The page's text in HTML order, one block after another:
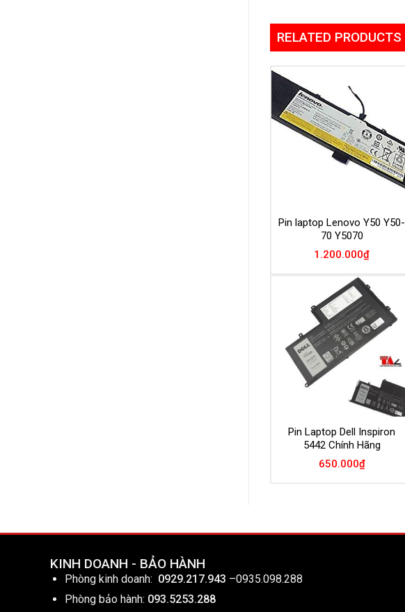
RELATED PRODUCTS
Pin laptop Lenovo Y50 Y50-
70 Y5070
1.200.000₫
Add to
Wishlist
Pin Laptop Dell Inspiron
5442 Chính Hãng
650.000₫
KINH DOANH - BẢO HÀNH
Phòng kinh doanh: 0929.217.943 –0935.098.288
Phòng bảo hành: 093.5253.288